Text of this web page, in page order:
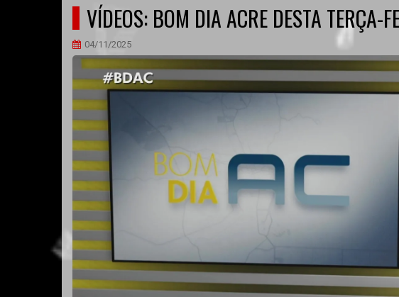
VÍDEOS: BOM DIA ACRE DESTA TERÇA-
04/11/2025